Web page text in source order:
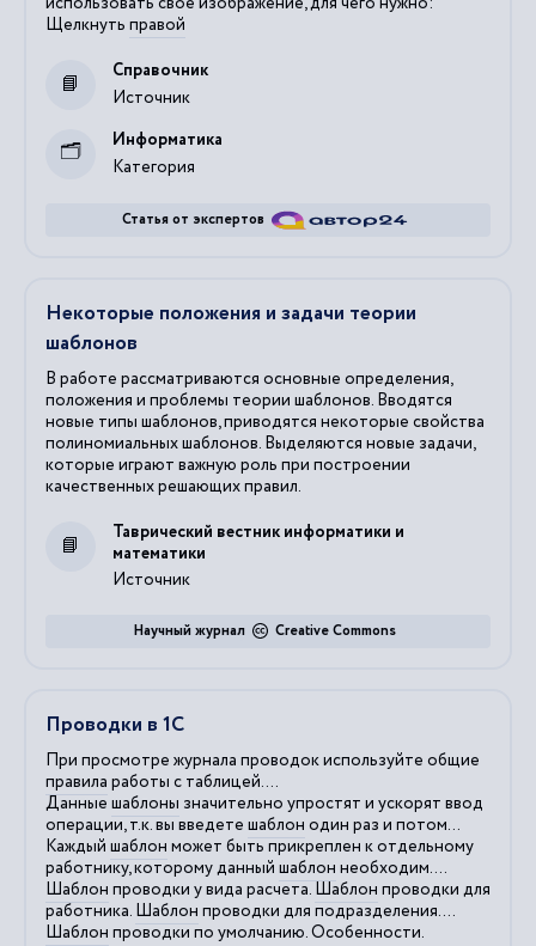
Щелкнуть правой
Источник
Справочник
Категория
Информатика
Статья от экспертов
Некоторые положения и задачи теории
шаблонов
В работе рассматриваются основные определения,
положения и проблемы теории шаблонов. Вводятся
новые типы шаблонов, приводятся некоторые свойства
полиномиальных шаблонов. Выделяются новые задачи,
которые играют важную роль при построении
качественных решающих правил.
Источник
Таврический вестник информатики и
математики
Creative Commons
Научный журнал
Проводки в 1С
При просмотре журнала проводок используйте общие
правила работы с таблицей....
Данныешаблоны значительно упростят и ускорят ввод
операции, т.к. вы введете шаблон один раз и потом...
Каждый шаблон может быть прикреплен к отдельному
работнику, которому данный шаблон необходим....
Шаблон проводки у вида расчета.Шаблон проводки для
работника. Шаблон проводки для подразделения....
Шаблон проводки по умолчанию. Особенности.